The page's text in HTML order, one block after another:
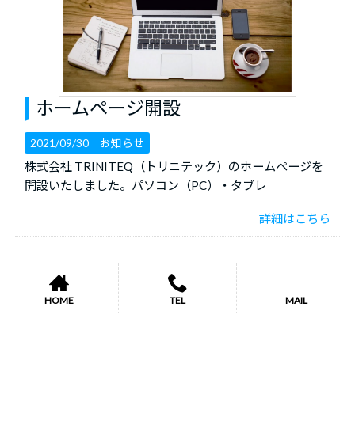
ホームページ開設
2021/09/30｜ お知らせ
株式会社 TRINITEQ（トリニテック）のホームページを
開設いたしました。パソコン（PC）・タブレ
詳細はこちら
ホーム
お知らせ
HOME TEL MAIL